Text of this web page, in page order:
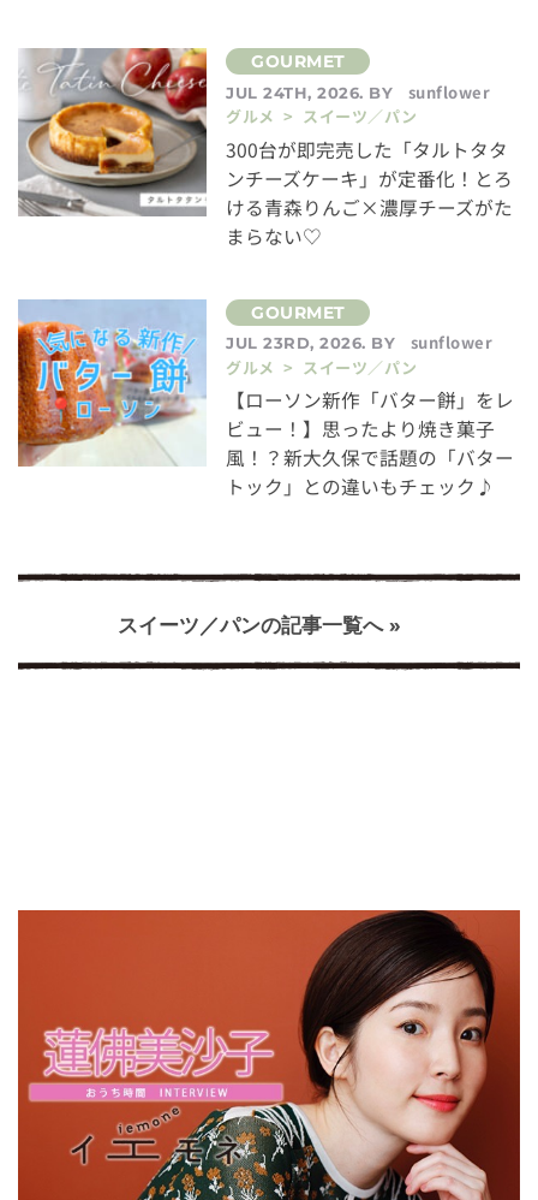
JUL 24TH, 2026. BY
sunflower
グルメ > スイーツ／パン
300台が即完売した「タルトタタ
ンチーズケーキ」が定番化！とろ
ける青森りんご×濃厚チーズがた
まらない♡
JUL 23RD, 2026. BY
sunflower
グルメ > スイーツ／パン
【ローソン新作「バター餅」をレ
ビュー！】思ったより焼き菓子
風！？新大久保で話題の「バター
トック」との違いもチェック♪
スイーツ／パンの記事一覧へ »